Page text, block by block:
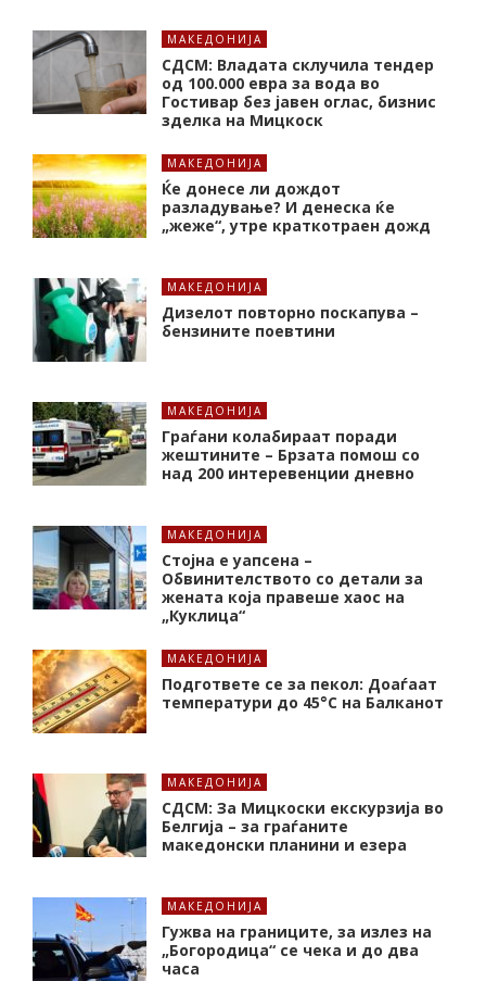
МАКЕДОНИЈА
СДСМ: Владата склучила тендер
од 100.000 евра за вода во
Гостивар без јавен оглас, бизнис
зделка на Мицкоск
МАКЕДОНИЈА
Ќе донесе ли дождот
разладување? И денеска ќе
„жеже“, утре краткотраен дожд
МАКЕДОНИЈА
Дизелот повторно поскапува –
бензините поевтини
МАКЕДОНИЈА
Граѓани колабираат поради
жештините – Брзата помош со
над 200 интеревенции дневно
МАКЕДОНИЈА
Стојна е уапсена –
Обвинителството со детали за
жената која правеше хаос на
„Куклица“
МАКЕДОНИЈА
Подгответе се за пекол: Доаѓаат
температури до 45°C на Балканот
МАКЕДОНИЈА
СДСМ: За Мицкоски екскурзија во
Белгија – за граѓаните
македонски планини и езера
МАКЕДОНИЈА
Гужва на границите, за излез на
„Богородица“ се чека и до два
часа